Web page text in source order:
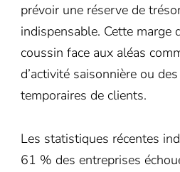
prévoir une réserve de
indispensable. Cette marge
coussin face aux aléas
d’activité saisonnière ou
temporaires de clients.
Les statistiques récentes
61 % des entreprises